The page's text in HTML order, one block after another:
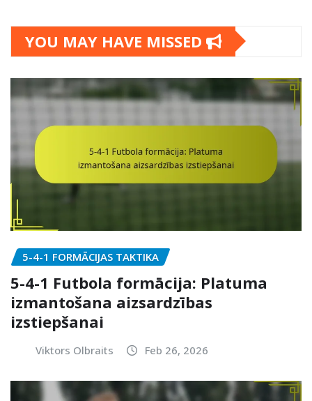
YOU MAY HAVE MISSED
5-4-1 FORMĀCIJAS TAKTIKA
5-4-1 Futbola formācija: Platuma
izmantošana aizsardzības
izstiepšanai
Viktors Olbraits Feb 26, 2026